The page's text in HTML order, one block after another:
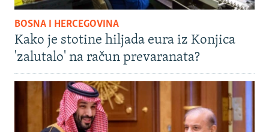
BOSNA I HERCEGOVINA
Kako je stotine hiljada eura iz Konjica
'zalutalo' na račun prevaranata?